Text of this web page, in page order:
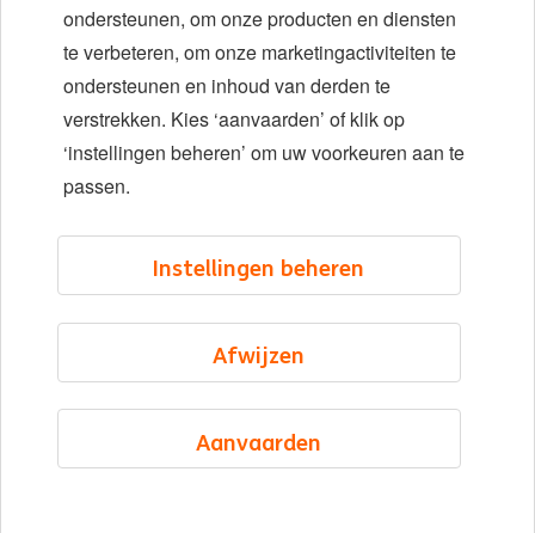
Locaties
Evenementen
©2026 ING
Privacyverklaring
Cookie management
ondersteunen, om onze producten en diensten
te verbeteren, om onze marketingactiviteiten te
ondersteunen en inhoud van derden te
verstrekken. Kies ‘aanvaarden’ of klik op
‘instellingen beheren’ om uw voorkeuren aan te
passen.
Aanvaarden
Afwijzen
Instellingen beheren